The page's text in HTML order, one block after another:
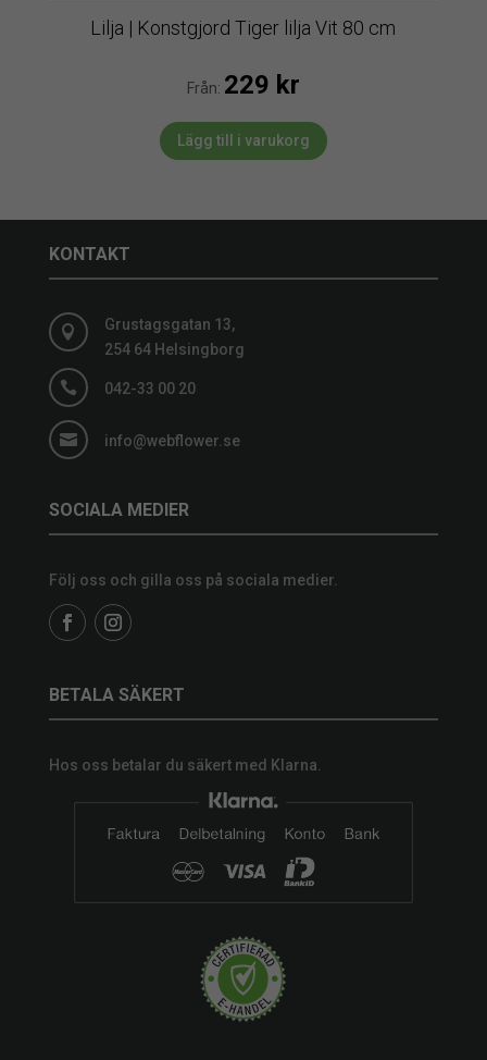
Lilja | Konstgjord Tiger lilja Vit 80 cm
Från: 229 kr
Lägg till i varukorg
KONTAKT

Grustagsgatan 13,
254 64 Helsingborg
 042-33 00 20
 info@webflower.se
SOCIALA MEDIER
Följ oss och gilla oss på sociala medier.
BETALA SÄKERT
Hos oss betalar du säkert med Klarna.